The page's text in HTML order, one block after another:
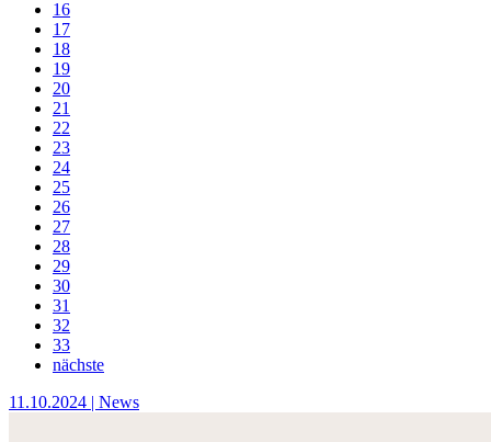
16
17
18
19
20
21
22
23
24
25
26
27
28
29
30
31
32
33
nächste
11.10.2024 | News